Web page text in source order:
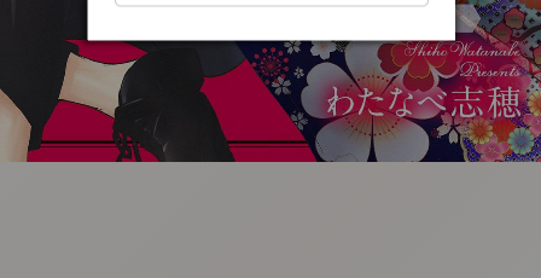
:692.15.691.50:t-
vnqp.lunrzsdszk.vn.oi